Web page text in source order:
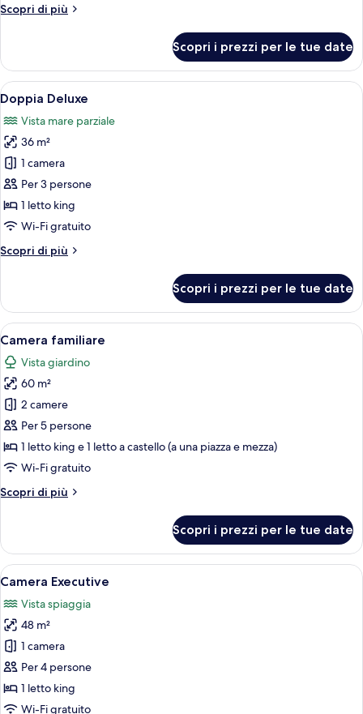
letti
Scopri di più
Altri
Deluxe
con
2
letti
singoli
Scopri i prezzi per le tue date
Apri
tutte
le
foto
per
Doppia
Deluxe
Un letto rifatto con cura, dotato di
9
Doppia Deluxe
Vista mare parziale
36 m²
1 camera
Per 3 persone
1 letto king
Wi-Fi gratuito
Scopri di più
Altri
Deluxe
Scopri i prezzi per le tue date
Apri
tutte
le
foto
per
Camera
familiare
Una camera con un letto a castello,
8
Camera familiare
Vista giardino
60 m²
2 camere
Per 5 persone
1 letto king e 1 letto a castello (a una piazza e mezza)
Wi-Fi gratuito
Scopri di più
Altri
familiare
Scopri i prezzi per le tue date
Apri
tutte
le
foto
per
Camera
Executive
Una camera d'albergo con un letto,
7
Camera Executive
Vista spiaggia
48 m²
1 camera
Per 4 persone
1 letto king
Wi-Fi gratuito